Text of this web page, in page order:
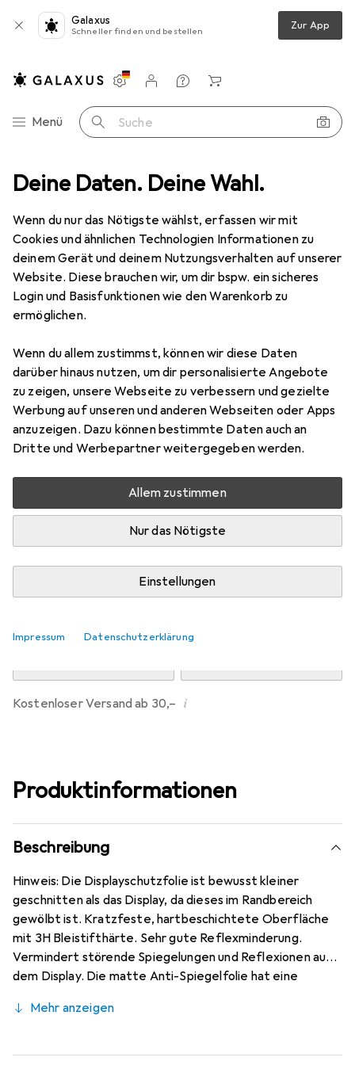
Deine Daten. Deine Wahl.
Wenn du nur das Nötigste wählst, erfassen wir mit
Cookies und ähnlichen Technologien Informationen zu
deinem Gerät und deinem Nutzungsverhalten auf unserer
Website. Diese brauchen wir, um dir bspw. ein sicheres
Login und Basisfunktionen wie den Warenkorb zu
ermöglichen.
Wenn du allem zustimmst, können wir diese Daten
darüber hinaus nutzen, um dir personalisierte Angebote
zu zeigen, unsere Webseite zu verbessern und gezielte
Werbung auf unseren und anderen Webseiten oder Apps
anzuzeigen. Dazu können bestimmte Daten auch an
Dritte und Werbepartner weitergegeben werden.
Allem zustimmen
Nur das Nötigste
Einstellungen
Impressum Datenschutzerklärung
Galaxus
Schneller finden und bestellen Zur App
Navigation nach Kategorien
Menü Suche
Einstellungen
Kundenkonto
Vergleichslisten
Merklisten
Warenkorb
Smartphone Schutzfolie Dipos Displayschutzfolie Antireflex
6 Bilder
DiposDisplayschutzfolie Antireflex
Preis in EUR inkl. MwSt.
EUR
3,99
Bewertungen Marke
Mehr von Dipos
Di, 11.8. geliefert
Mehr als 10 Stück an Lager beim Drittanbieter
Lieferort angeben für genaue Lieferzeit
Kostenloser Versand ab 30,– i
Produktinformationen
Beschreibung
Hinweis: Die Displayschutzfolie ist bewusst kleiner
geschnitten als das Display, da dieses im Randbereich
gewölbt ist. Kratzfeste, hartbeschichtete Oberfläche
mit 3H Bleistifthärte. Sehr gute Reflexminderung.
Vermindert störende Spiegelungen und Reflexionen auf
dem Display. Die matte Anti-Spiegelfolie hat eine
Y81 Glas, da dieses gewölbt ist (siehe Fotos), blasenfrei
Klebstoff). Kinderleichte Anbringung - 100% blasenfreie
Mehr anzeigen